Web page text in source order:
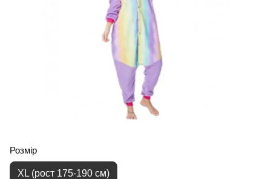
Розмір
XL (рост 175-190 см)